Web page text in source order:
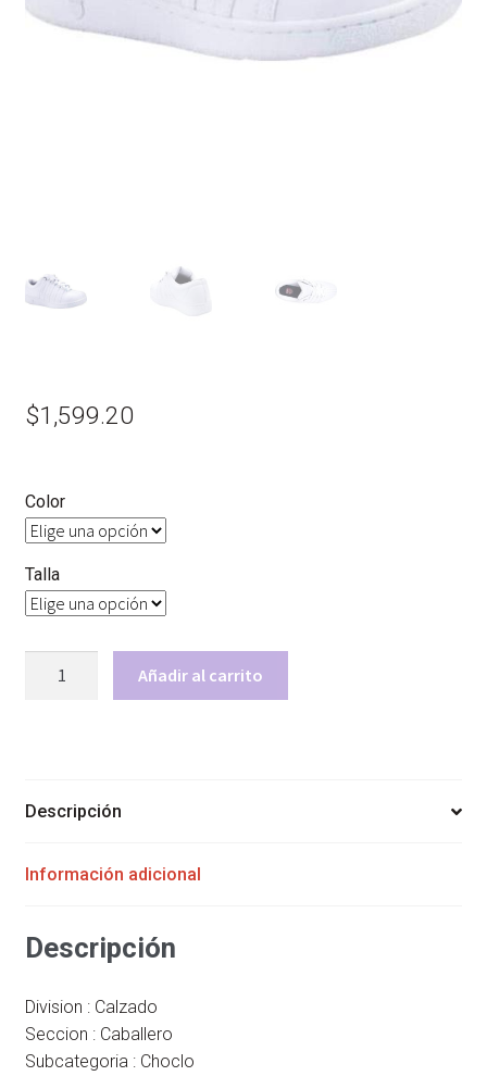
$1,599.20
Color
Talla
cantidad
Añadir al carrito
Descripción
Información adicional
Descripción
Division : Calzado
Seccion : Caballero
Subcategoria : Choclo